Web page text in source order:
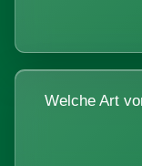
Welche Art